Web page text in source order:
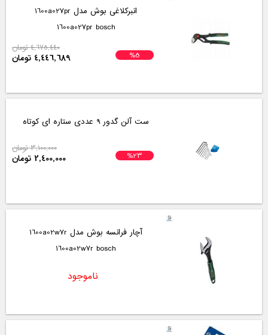
انبرکلاغی بوش مدل 1600a027pr
1600a027pr bosch
%5
4,675,440 تومان
4,446,689 تومان
ست آلن گدور 9 عددی ستاره ای کوتاه
%23
3,100,000 تومان
2,400,000 تومان
آچار فرانسه بوش مدل 1600a02w7r
1600a02w7r bosch
ناموجود